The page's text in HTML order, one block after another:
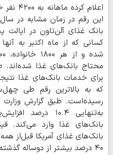
اعلام
بانک غذای آلن‌تاون در ایالت
کسانی که از ماه اکتبر به
محتاج بانک‌های غذا شده‌اند.
برای خدمات بانک‌های غذا
رسیده‌است. طبق گزارش وزارت
به‌تنهایی ۱۰.۴
بانک‌های غذا وارد می‌کند.
بانک‌های غذای آمریکا قبل‌از
۴۰ درصد بیشتر از دوساله گذشته‌است.